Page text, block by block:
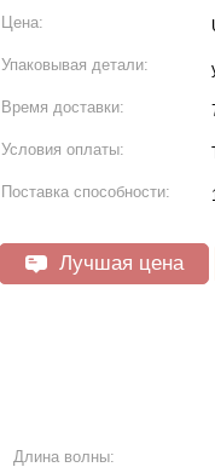
Цена:
Упаковывая детали:
Время доставки:
Условия оплаты:
Поставка способности:
Лучшая цена
Длина волны: